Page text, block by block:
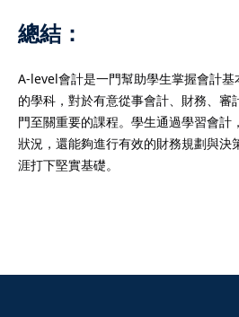
總結：
A-level會計是一門幫助學生掌握會計
的學科，對於有意從事會計、財務、審
門至關重要的課程。學生通過學習會計
狀況，還能夠進行有效的財務規劃與決
涯打下堅實基礎。